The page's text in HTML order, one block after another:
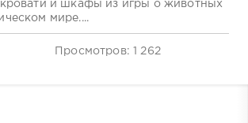
кровати и шкафы из игры о животных
мире....
Просмотров: 1 262